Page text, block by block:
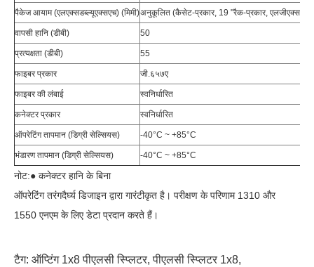
पैकेज आयाम (एलएक्सडब्ल्यूएक्सएच) (मिमी)अनुकूलित (कैसेट-प्रकार, 19 "रैक-प्रकार, एलजीएक्स-
वापसी हानि (डीबी) 50
प्रत्यक्षता (डीबी) 55
फाइबर प्रकार जी.६५७ए
फाइबर की लंबाई स्वनिर्धारित
कनेक्टर प्रकार स्वनिर्धारित
ऑपरेटिंग तापमान (डिग्री सेल्सियस) -40°C ~ +85°C
भंडारण तापमान (डिग्री सेल्सियस) -40°C ~ +85°C
नोट:● कनेक्टर हानि के बिना
ऑपरेटिंग तरंगदैर्घ्य डिजाइन द्वारा गारंटीकृत है। परीक्षण के परिणाम 1310 और
1550 एनएम के लिए डेटा प्रदान करते हैं।
टैग: ऑप्टिंग 1x8 पीएलसी स्प्लिटर, पीएलसी स्प्लिटर 1x8,